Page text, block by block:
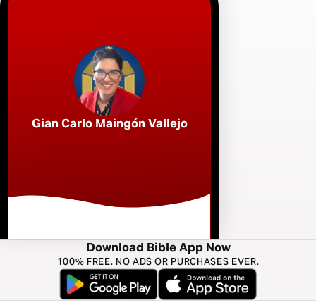
Gian Carlo Maingón Vallejo
Download Bible App Now
100% FREE. NO ADS OR PURCHASES EVER.